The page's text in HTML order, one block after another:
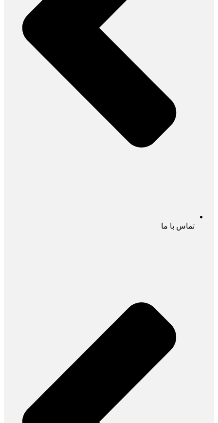
تماس با ما